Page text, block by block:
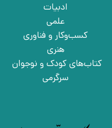
ادبیات
علمی
کسب‌وکار و فناوری
هنری
کتاب‌های کودک و نوجوان
سرگرمی